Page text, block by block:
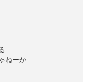
ねーか